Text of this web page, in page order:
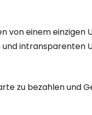
von einem einzigen
intransparenten
zu bezahlen und